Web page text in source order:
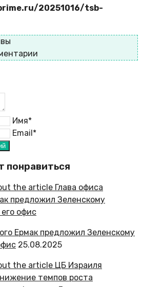
20251016/tsb-
Имя*
Email*
понравиться
Ермак предложил Зеленскому
25.08.2025